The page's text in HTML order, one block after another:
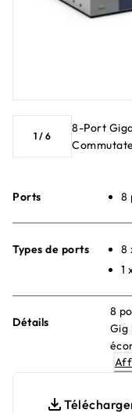
1 / 6
8-Port
Ports 8
Types de ports
8
1
Détails
8
Gig